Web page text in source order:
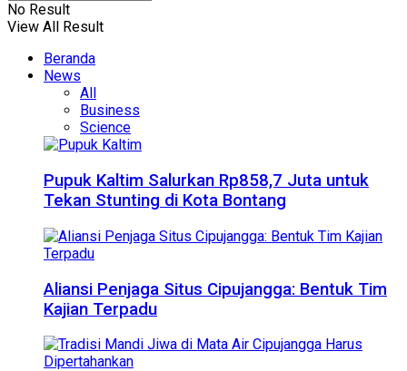
No Result
View All Result
Beranda
News
All
Business
Science
Pupuk Kaltim Salurkan Rp858,7 Juta untuk
Tekan Stunting di Kota Bontang
Aliansi Penjaga Situs Cipujangga: Bentuk Tim
Kajian Terpadu